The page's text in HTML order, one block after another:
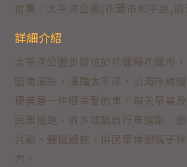
位置：太平洋公園(花蓮市和平路,
詳細介紹
太平洋公園步道位於花蓮縣花蓮市
園南濱段，濱臨太平洋，沿海岸線
優美是一件很享受的事，每天早晨
民眾慢跑、散步或騎自行車運動，
共融、體健設施，供民眾休憩親子
方。